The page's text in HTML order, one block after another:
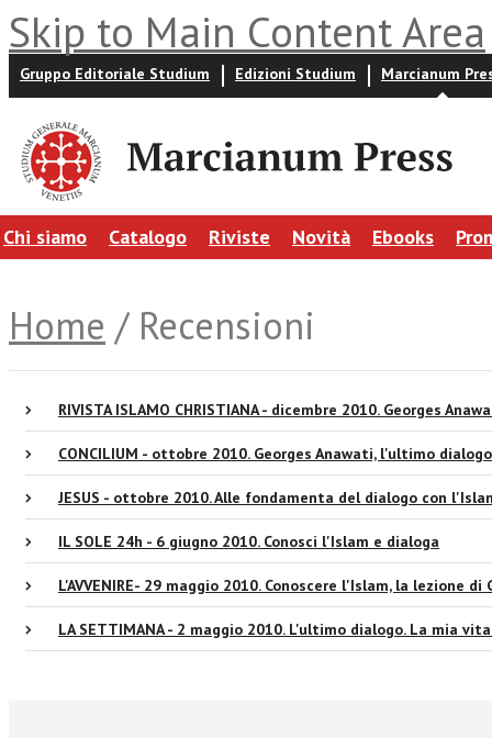
Skip to Main Content Area
Gruppo Editoriale Studium Edizioni Studium Marcianum
Chi siamo Catalogo Riviste Novità Ebooks
Home / Recensioni
RIVISTA ISLAMO CHRISTIANA - dicembre 2010. Georges
CONCILIUM - ottobre 2010. Georges Anawati, l'ultimo dialogo
JESUS - ottobre 2010. Alle fondamenta del dialogo con
IL SOLE 24h - 6 giugno 2010. Conosci l'Islam e dialoga
L'AVVENIRE- 29 maggio 2010. Conoscere l'Islam, la lezione di
LA SETTIMANA - 2 maggio 2010. L'ultimo dialogo. La mia